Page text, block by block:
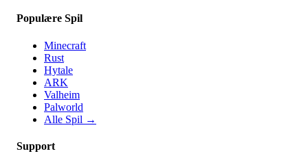
Populære Spil
Minecraft
Rust
Hytale
ARK
Valheim
Palworld
Alle Spil →
Support